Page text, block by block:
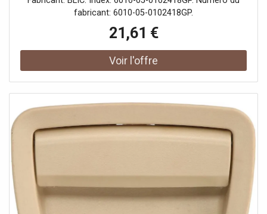
fabricant: 6010-05-0102418GP.
21,61 €